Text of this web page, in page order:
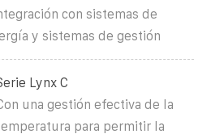
con sistemas de
y sistemas de gestión
Lynx C
una gestión efectiva de la
para permitir la